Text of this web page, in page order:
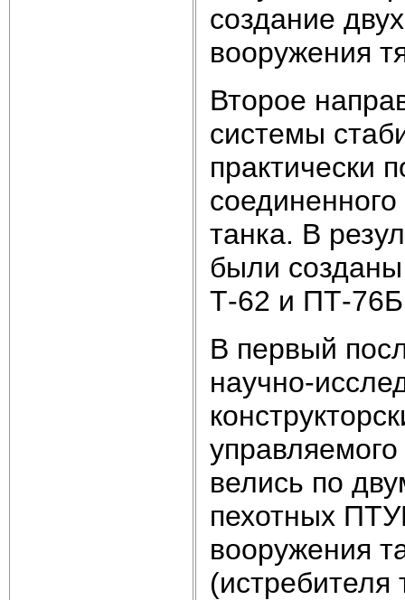
создание
вооружения
Второе
системы
практически
танка. В
были
Т-62 и ПТ-
В первый
научно-
велись по
пехотных
вооружения